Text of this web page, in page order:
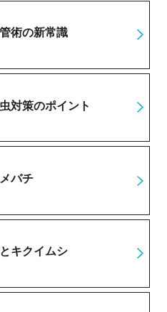
術の新常識
対策のポイント
バチ
キクイムシ